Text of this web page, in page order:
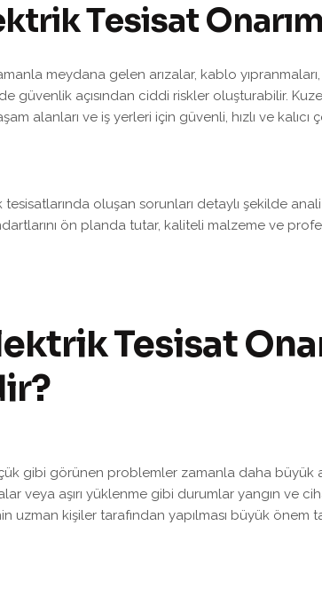
ktrikTesisat Onarım
meydana gelen arızalar, kablo
güvenlik açısından ciddi riskler oluşturabilir.
alanları ve iş yerleri için güvenli, hızlı ve kalıcı
oluşan sorunları detaylı şekilde
ön planda tutar, kaliteli malzeme ve
Tesisat
gibi görünen problemler zamanla daha büyük
veya aşırı yüklenme gibi durumlar yangın ve
uzman kişiler tarafından yapılması büyük önem